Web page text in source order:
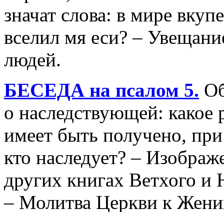
значат слова: в мире
вселил мя еси? –
людей.
БЕСЕДА на псалом 5.
о наследствующей: какое
имеет быть получено,
кто наследует? –
других книгах Ветхого и
– Молитва Церкви к